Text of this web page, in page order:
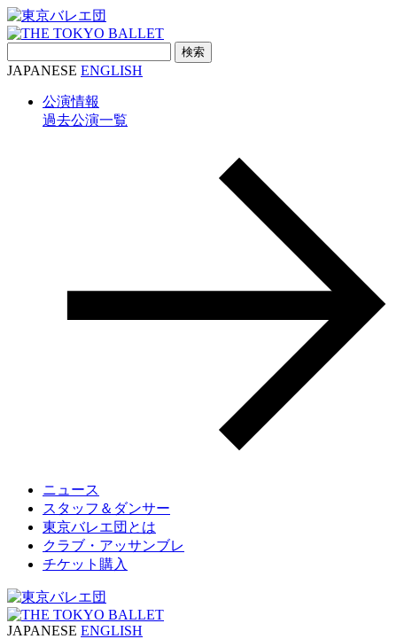
索:
JAPANESE ENGLISH
公演情報
過去公演一覧
ニュース
スタッフ＆ダンサー
東京バレエ団とは
クラブ・アッサンブレ
チケット購入
JAPANESE ENGLISH